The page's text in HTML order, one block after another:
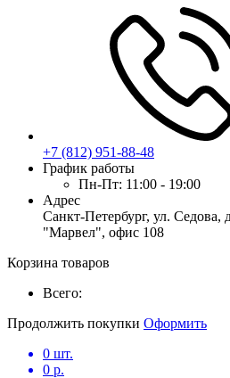
+7 (812) 951-88-48
График работы
Пн-Пт: 11:00 - 19:00
Адрес
Санкт-Петербург, ул.
"Марвел", офис 108
Корзина товаров
Всего:
Продолжить покупки Оформить
0 шт.
0 р.